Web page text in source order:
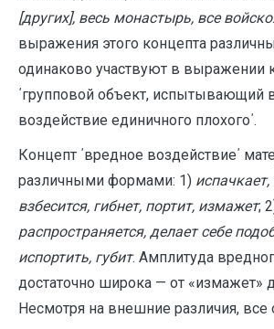
[других], весь монастырь, все войско
выражения этого концепта
одинаково участвуют в выражении
΄групповой объект, испытывающий
воздействие единичного плохого΄.
Концепт ΄вредное воздействие΄
различными формами: 1)
взбесится, гибнет, портит, измажет;
распространяется, делает себе
испортить, губит. Амплитуда
достаточно широка — от «измажет»
Несмотря на внешние различия, все